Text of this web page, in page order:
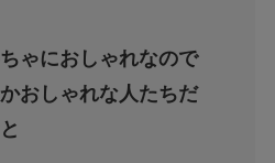
ゃにおしゃれなので
おしゃれな人たちだ